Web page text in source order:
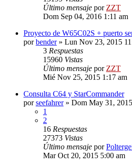
Último mensaje por ZZT
Dom Sep 04, 2016 1:11 am
Proyecto de W65C02S + puerto
porbender» Lun Nov 23, 2015
3 Respuestas
15960 Vistas
Último mensaje por ZZT
Mié Nov 25, 2015 1:17 am
Consulta C64 y StarCommander
porseefahrer» Dom May 31,
1
2
16 Respuestas
27373 Vistas
Último mensaje por
Mar Oct 20, 2015 5:00 am